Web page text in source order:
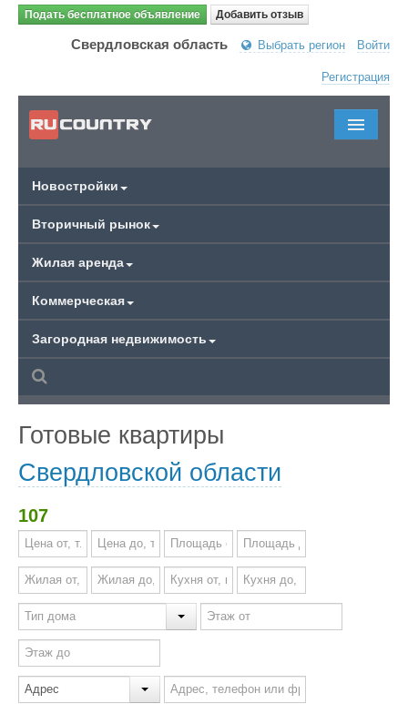
Подать бесплатное объявление Добавить отзыв
Свердловская область Выбрать регион Войти
Регистрация
Новостройки
Вторичный рынок
Жилая аренда
Коммерческая
Загородная недвижимость
Готовые квартиры
Свердловской области
107